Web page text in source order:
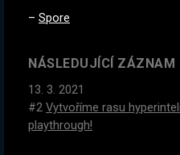
Spore
NÁSLEDUJÍCÍ ZÁZNAM
13. 3. 2021
#2 Vytvoříme rasu
playthrough!